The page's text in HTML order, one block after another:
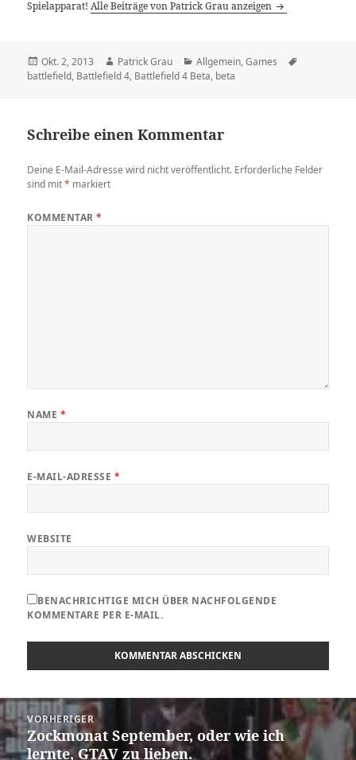
Spielapparat!Alle Beiträge von Patrick Grau anzeigen
Veröffentlicht
am
Okt. 2, 2013 Autor
Patrick Grau Kategorien
Allgemein,Games
battlefield, Battlefield 4, Battlefield 4 Beta, beta
Schreibe einen Kommentar
Deine E-Mail-Adresse wird nicht veröffentlicht. Erforderliche Felder
sind mit* markiert
KOMMENTAR*
NAME *
E-MAIL-ADRESSE *
WEBSITE
BENACHRICHTIGE MICH ÜBER NACHFOLGENDE
KOMMENTARE PER E-MAIL.
Beitragsnavigation
VORHERIGER
Vorheriger
Beitrag:
Zockmonat September, oder wie ich
lernte, GTAV zu lieben.